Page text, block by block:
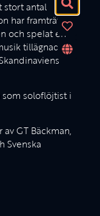
stort antal
har framträtt på
och spelat en
tillägnad
soloflöjtist i
GT Bäckman,
Svenska